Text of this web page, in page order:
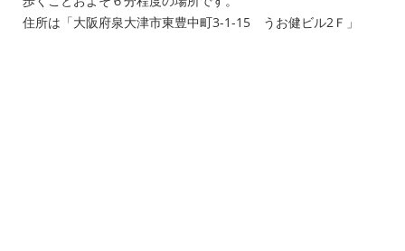
住所は「大阪府泉大津市東豊中町3-1-15 うお健ビル2Ｆ」